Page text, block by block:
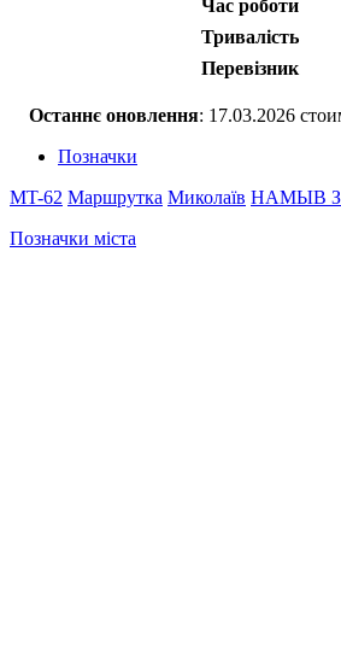
Час роботи
Тривалість
Перевізник
Останнє оновлення: 17.03.2026
Позначки
MT-62 Маршрутка Миколаїв НАМЫВ
Позначки міста